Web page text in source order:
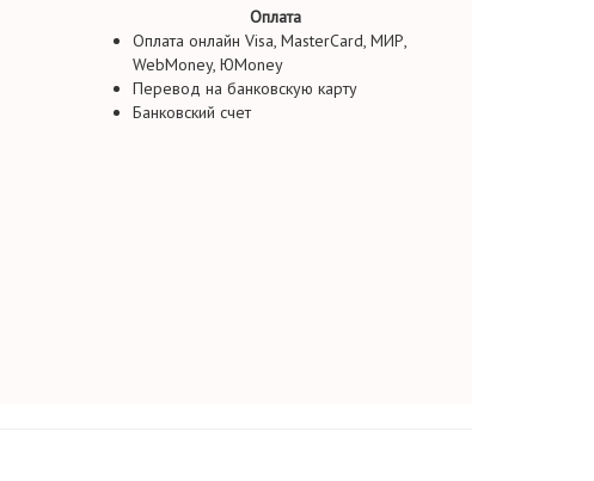
Оплата
Оплата онлайн Visa, MasterCard, МИР,
WebMoney, ЮMoney
Перевод на банковскую карту
Банковский счет